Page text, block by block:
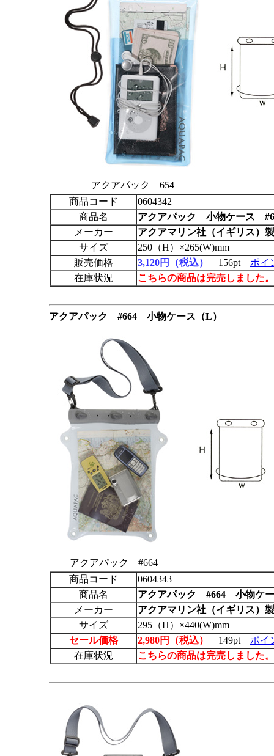
アクアパック 654
商品コード
0604342
商品名
アクアパック 小物ケース
メーカー
アクアマリン社（イギリス）製
サイズ
250（H）×265(W)mm
販売価格
3,120円（税込） 156pt ポイ
在庫状況
こちらの商品は完売しました
アクアパック #664 小物ケース（L）
アクアパック #664
商品コード
0604343
商品名
アクアパック
#664 小物ケ
メーカー
アクアマリン社（イギリス）製
サイズ
295（H）×440(W)mm
セール価格
2,980円（税込） 149pt ポイ
在庫状況
こちらの商品は完売しました